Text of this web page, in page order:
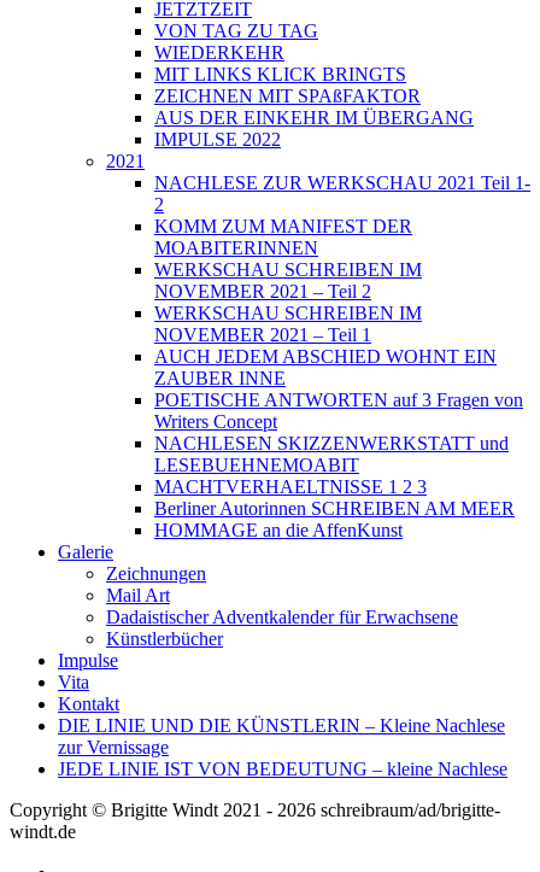
JETZTZEIT
VON TAG ZU TAG
WIEDERKEHR
MIT LINKS KLICK BRINGTS
ZEICHNEN MIT SPAßFAKTOR
AUS DER EINKEHR IM ÜBERGANG
IMPULSE 2022
2021
NACHLESE ZUR WERKSCHAU 2021 Teil 1-
2
KOMM ZUM MANIFEST DER
MOABITERINNEN
WERKSCHAU SCHREIBEN IM
NOVEMBER 2021 – Teil 2
WERKSCHAU SCHREIBEN IM
NOVEMBER 2021 – Teil 1
AUCH JEDEM ABSCHIED WOHNT EIN
ZAUBER INNE
POETISCHE ANTWORTEN auf 3 Fragen von
Writers Concept
NACHLESEN SKIZZENWERKSTATT und
LESEBUEHNEMOABIT
MACHTVERHAELTNISSE 1 2 3
Berliner Autorinnen SCHREIBEN AM MEER
HOMMAGE an die AffenKunst
Galerie
Zeichnungen
Mail Art
Dadaistischer Adventkalender für Erwachsene
Künstlerbücher
Impulse
Vita
Kontakt
DIE LINIE UND DIE KÜNSTLERIN – Kleine Nachlese
zur Vernissage
JEDE LINIE IST VON BEDEUTUNG – kleine Nachlese
Copyright © Brigitte Windt 2021 - 2026 schreibraum/ad/brigitte-
windt.de